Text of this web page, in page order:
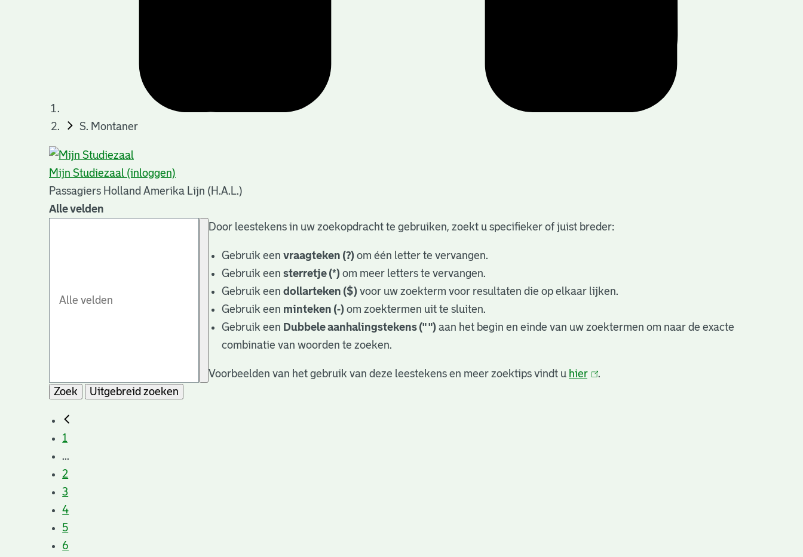
S. Montaner
Mijn Studiezaal (inloggen)
Passagiers Holland Amerika Lijn (H.A.L.)
Alle velden
Door leestekens in uw zoekopdracht te gebruiken, zoekt u specifieker of juist breder:
Gebruik eenvraagteken (?) om één letter te vervangen.
Gebruik eensterretje (*) om meer letters te vervangen.
Gebruik eendollarteken ($) voor uw zoekterm voor resultaten die op elkaar lijken.
Gebruik een minteken (-) om zoektermen uit te sluiten.
Gebruik een Dubbele aanhalingstekens (" ") aan het begin en einde van uw zoektermen om naar de exacte
combinatie van woorden te zoeken.
Voorbeelden van het gebruik van deze leestekens en meer zoektips vindt u hier(link
.
Zoek
Uitgebreid zoeken
1
...
2
3
4
5
6